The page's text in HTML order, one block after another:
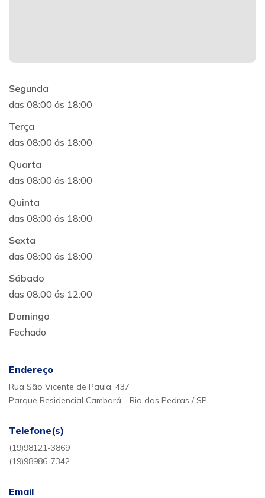
Segunda
:
das 08:00 ás 18:00
Terça
:
das 08:00 ás 18:00
Quarta
:
das 08:00 ás 18:00
Quinta
:
das 08:00 ás 18:00
Sexta
:
das 08:00 ás 18:00
Sábado
:
das 08:00 ás 12:00
Domingo
:
Fechado
Endereço
Rua São Vicente de Paula, 437
Parque Residencial Cambará - Rio das Pedras / SP
Telefone(s)
(19)98121-3869
(19)98986-7342
Email